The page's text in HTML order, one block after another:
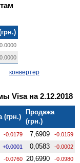
0.0000
0.0000
конвертер
Visa на 2.12.2018
(грн.)
Продажа
(грн.)
-0.0179 7,6909 -0.0159
+0.0001 0,0583 -0.0002
-0.0760 20,6990 -0.0980